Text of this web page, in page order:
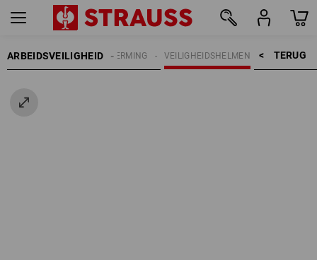
ARBEIDSVEILIGHEID TERUG    >
VEILIGHEIDSHELMEN
HOOFDBESCHERMING